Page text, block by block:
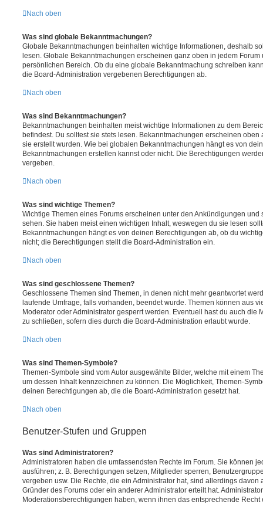
Nach oben
Was sind globale Bekanntmachungen?
Globale Bekanntmachungen beinhalten wichtige Informationen, deshalb
lesen. Globale Bekanntmachungen erscheinen ganz oben in jedem
persönlichen Bereich. Ob du eine globale Bekanntmachung schreiben
die Board-Administration vergebenen Berechtigungen ab.
Nach oben
Was sind Bekanntmachungen?
Bekanntmachungen beinhalten meist wichtige Informationen zu dem
befindest. Du solltest sie stets lesen. Bekanntmachungen erscheinen oben
sie erstellt wurden. Wie bei globalen Bekanntmachungen hängt es von
Bekanntmachungen erstellen kannst oder nicht. Die Berechtigungen
vergeben.
Nach oben
Was sind wichtige Themen?
Wichtige Themen eines Forums erscheinen unter den Ankündigungen und
sehen. Sie haben meist einen wichtigen Inhalt, weswegen du sie lesen
Bekanntmachungen hängt es von deinen Berechtigungen ab, ob du
nicht; die Berechtigungen stellt die Board-Administration ein.
Nach oben
Was sind geschlossene Themen?
Geschlossene Themen sind Themen, in denen nicht mehr geantwortet
laufende Umfrage, falls vorhanden, beendet wurde. Themen können aus
Moderator oder Administrator gesperrt werden. Eventuell hast du auch die
zu schließen, sofern dies durch die Board-Administration erlaubt wurde.
Nach oben
Was sind Themen-Symbole?
Themen-Symbole sind vom Autor ausgewählte Bilder, welche mit einem
um dessen Inhalt kennzeichnen zu können. Die Möglichkeit, Themen-
deinen Berechtigungen ab, die die Board-Administration gesetzt hat.
Nach oben
Benutzer-Stufen und Gruppen
Was sind Administratoren?
Administratoren haben die umfassendsten Rechte im Forum. Sie können
ausführen; z. B. Berechtigungen setzen, Mitglieder sperren,
vergeben usw. Die Rechte, die ein Administrator hat, sind allerdings
Gründer des Forums oder ein anderer Administrator erteilt hat.
Moderationsberechtigungen haben, wenn ihnen das entsprechende Recht